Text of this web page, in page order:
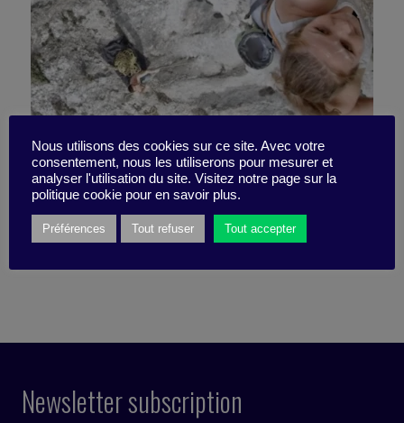
Strengthen your resilience
25 October 2021
Newsletter subscription
Nous utilisons des cookies sur ce site. Avec votre
consentement, nous les utiliserons pour mesurer et
analyser l'utilisation du site. Visitez notre page sur la
politique cookie pour en savoir plus.
Préférences Tout refuser Tout accepter